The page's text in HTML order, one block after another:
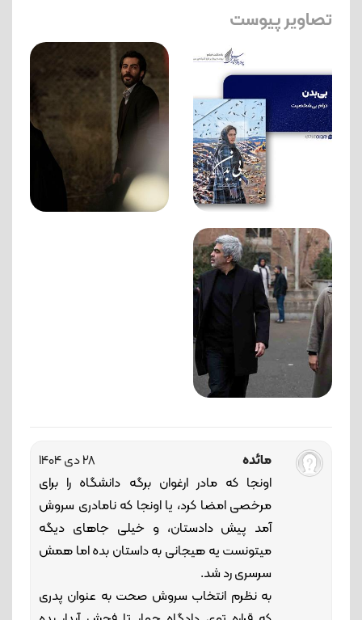
تصاویر پیوست
مائده
28 دی 1404
اونجا که مادر ارغوان برگه دانشگاه را برای
مرخصی امضا کرد، یا اونجا که نامادری سروش
آمد پیش دادستان، و خیلی جاهای دیگه
میتونست یه هیجانی به داستان بده اما همش
سرسری رد شد.
به نظرم انتخاب سروش صحت به عنوان پدری